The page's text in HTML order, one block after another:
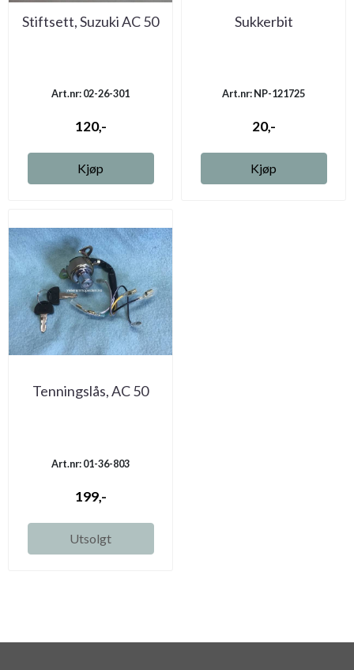
Stiftsett, Suzuki AC 50
Art.nr: 02-26-301
120,-
Kjøp
Sukkerbit
Art.nr: NP-121725
20,-
Kjøp
Tenningslås, AC 50
Art.nr: 01-36-803
199,-
Utsolgt